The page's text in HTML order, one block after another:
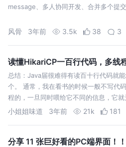
message、多人协同开发、合并多个提
风骨 3年前 3.5k 38 3
读懂HikariCP一百行代码，多线
总结：Java届很难得有读百十行代码就
个。 通常，我在看书的时候一般不写代
程的，一旦同时喂给它不同的信息，它
说就是小
小姐姐味道 3年前 21k 181
分享 11 张巨好看的PC端界面！！